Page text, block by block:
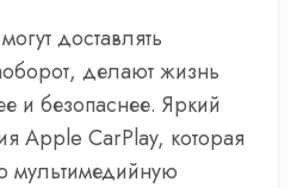
доставлять
делают жизнь
и безопаснее. Яркий
Apple CarPlay, которая
мультимедийную